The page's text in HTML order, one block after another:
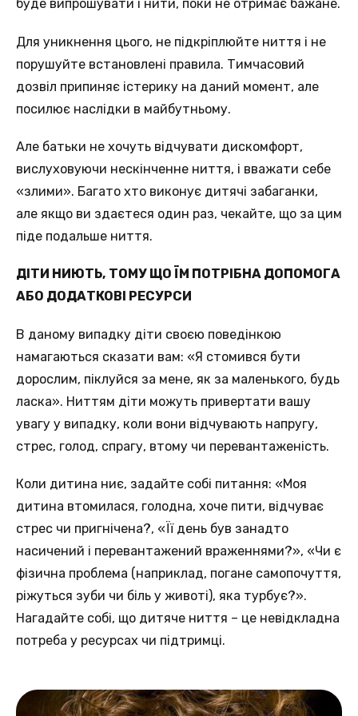
буде випрошувати і нити, поки не отримає бажане.
Для уникнення цього, не підкріплюйте ниття і не
порушуйте встановлені правила. Тимчасовий
дозвіл припиняє істерику на даний момент, але
посилює наслідки в майбутньому.
Але батьки не хочуть відчувати дискомфорт,
вислуховуючи нескінченне ниття, і вважати себе
«злими». Багато хто виконує дитячі забаганки,
але якщо ви здаєтеся один раз, чекайте, що за цим
піде подальше ниття.
ДІТИ НИЮТЬ, ТОМУ ЩО ЇМ ПОТРІБНА ДОПОМОГА
АБО ДОДАТКОВІ РЕСУРСИ
В даному випадку діти своєю поведінкою
намагаються сказати вам: «Я стомився бути
дорослим, піклуйся за мене, як за маленького, будь
ласка». Ниттям діти можуть привертати вашу
увагу у випадку, коли вони відчувають напругу,
стрес, голод, спрагу, втому чи перевантаженість.
Коли дитина ниє, задайте собі питання: «Моя
дитина втомилася, голодна, хоче пити, відчуває
стрес чи пригнічена?, «Її день був занадто
насичений і перевантажений враженнями?», «Чи є
фізична проблема (наприклад, погане самопочуття,
ріжуться зуби чи біль у животі), яка турбує?».
Нагадайте собі, що дитяче ниття – це невідкладна
потреба у ресурсах чи підтримці.